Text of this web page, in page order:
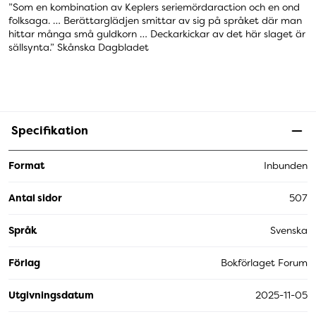
”Som en kombination av Keplers seriemördaraction och en ond
folksaga. … Berättarglädjen smittar av sig på språket där man
hittar många små guldkorn … Deckarkickar av det här slaget är
sällsynta.” Skånska Dagbladet
Specifikation
Format Inbunden
Antal sidor 507
Språk Svenska
Förlag Bokförlaget Forum
Utgivningsdatum 2025-11-05